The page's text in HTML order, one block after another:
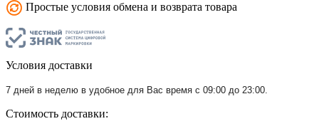
Простые условия обмена и возврата товара
Условия доставки
7 дней в неделю в удобное для Вас время с 09:00 до 23:00.
Стоимость доставки: